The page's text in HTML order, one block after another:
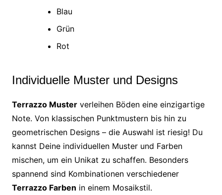
Blau
Grün
Rot
Individuelle Muster und Designs
Terrazzo Musterverleihen Böden eine einzigartige
Note. Von klassischen Punktmustern bis hin zu
geometrischen Designs – die Auswahl ist riesig! Du
kannst Deine individuellen Muster und Farben
mischen, um ein Unikat zu schaffen. Besonders
spannend sind Kombinationen verschiedener
Terrazzo Farben in einem Mosaikstil.